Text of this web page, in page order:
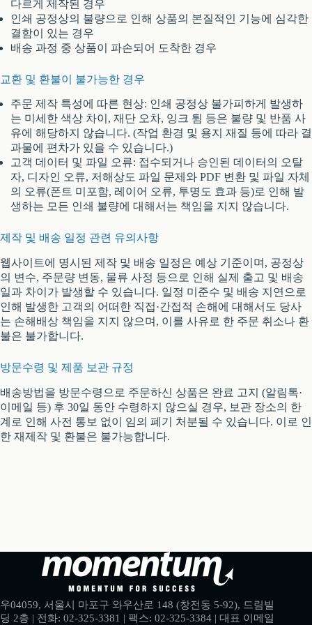
다르게 제작된 경우
인쇄 공정상의 불량으로 인해 상품의 본질적인 기능에 심각한
결함이 있는 경우
배송 과정 중 상품이 파손되어 도착한 경우
교환 및 환불이 불가능한 경우
주문 제작 특성에 따른 현상: 인쇄 공정상 불가피하게 발생하
는 미세한 색상 차이, 재단 오차, 잉크 튐 등은 불량 및 반품 사
유에 해당하지 않습니다. (작업 환경 및 용지 재질 등에 따라 결
과물에 편차가 있을 수 있습니다.)
고객 데이터 및 파일 오류: 접수되거나 승인된 데이터의 오탈
자, 디자인 오류, 저해상도 파일 문제와 PDF 변환 및 파일 자체
의 오류(폰트 미포함, 레이어 오류, 투명도 효과 등)로 인해 발
생하는 모든 인쇄 불량에 대해서는 책임을 지지 않습니다.
제작 및 배송 일정 관련 유의사항
웹사이트에 명시된 제작 및 배송 일정은 예상 기준이며, 공정상
의 변수, 주문량 변동, 물류 사정 등으로 인해 실제 출고 및 배송
일과 차이가 발생할 수 있습니다. 일정 미준수 및 배송 지연으로
인해 발생한 고객의 어떠한 직접·간접적 손해에 대해서도 당사
는 손해배상 책임을 지지 않으며, 이를 사유로 한 주문 취소나 환
불은 불가합니다.
방문수령 및 제품 보관 규정
배송방법을 방문수령으로 주문하신 상품은 완료 고지 (알림톡·
이메일 등) 후 30일 동안 수령하지 않으실 경우, 보관 장소의 한
계로 인해 사전 통보 없이 임의 폐기 처분될 수 있습니다. 이로 인
한 재제작 및 환불은 불가능합니다.
우04059, 서울시 마포구 와우산로 148 (창전동 5-92), 드림빌
딩 2층 | 전화: 02-325-3381 | 팩스: 02-325-3384 | 대표 이메일